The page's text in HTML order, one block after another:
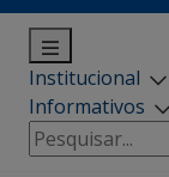
Institucional
Informativos
Pesquisar
por: